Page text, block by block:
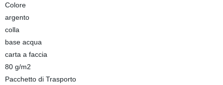
Colore
argento
colla
base acqua
carta a faccia
80 g/m2
Pacchetto di Trasporto